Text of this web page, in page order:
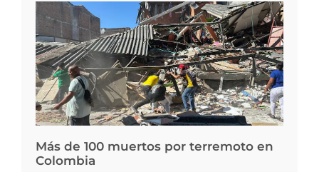
Más de 100 muertos por terremoto en
Colombia